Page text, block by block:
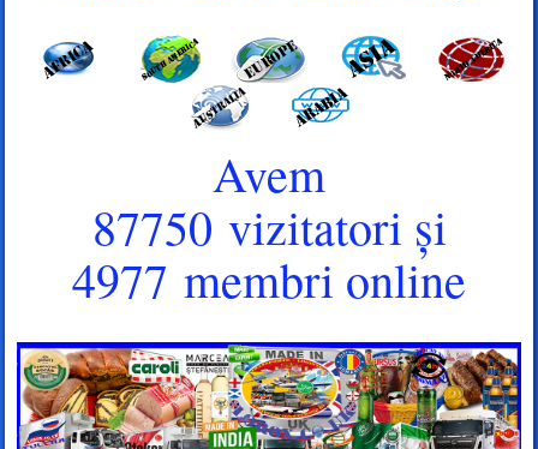
Avem
87750 vizitatori și
4977 membri online